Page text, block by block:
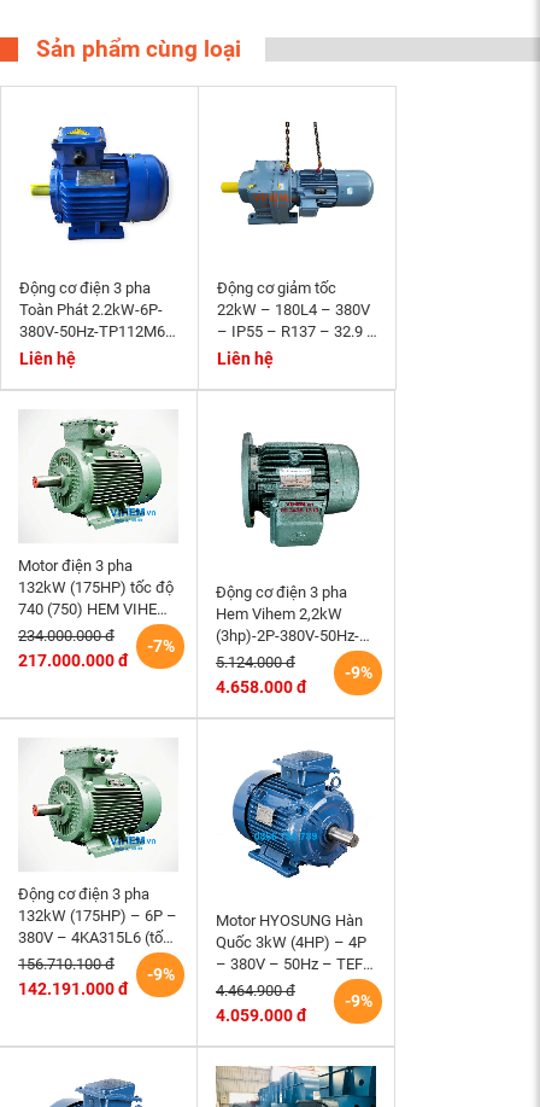
Sản phẩm cùng loại
Động cơ điện 3 pha
Toàn Phát 2.2kW-6P-
380V-50Hz-TP112M6-
B3- tốc độ 940~1000
Liên hệ
Động cơ giảm tốc
22kW – 180L4 – 380V
– IP55 – R137 – 32.9 –
Momen phanh 200Nm
Liên hệ
Motor điện 3 pha
132kW (175HP) tốc độ
740 (750) HEM VIHEM
(Việt Hung) điện cơ Hà
Nội
-7%
234.000.000 đ
217.000.000 đ
Động cơ điện 3 pha
Hem Vihem 2,2kW
(3hp)-2P-380V-50Hz-
3K100S2-B5- tốc độ
2860~3000 r/min (kiểu
-9%
5.124.000 đ
4.658.000 đ
Động cơ điện 3 pha
132kW (175HP) – 6P –
380V – 4KA315L6 (tốc
độ 990 ~1000RPM)
HEM VIHEM (Việt
Hung) điện cơ Hà Nội
-9%
156.710.100 đ
142.191.000 đ
Motor HYOSUNG Hàn
Quốc 3kW (4HP) – 4P
– 380V – 50Hz – TEFC
– 100L – B3 (tốc độ
1500 r/min)
-9%
4.464.900 đ
4.059.000 đ